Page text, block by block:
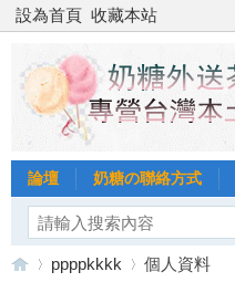
設為首頁 收藏本站
論壇 奶糖の聯絡方式
ppppkkkk 個人資料